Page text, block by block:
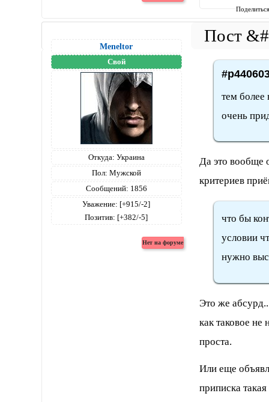
Meneltоr
Свой
Откуда: Украина
Пол: Мужской
Сообщений: 1856
Уважение: [+915/-2]
Позитив: [+382/-5]
тем более
очень
Да это вообще
критериев
что бы
условии
нужно
Это же
как таковое не
проста.
Или еще
приписка